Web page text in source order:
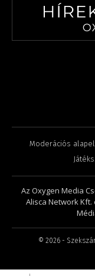
Moderációs
Az Oxygen Media
Alisca Network Kft.
© 2026-